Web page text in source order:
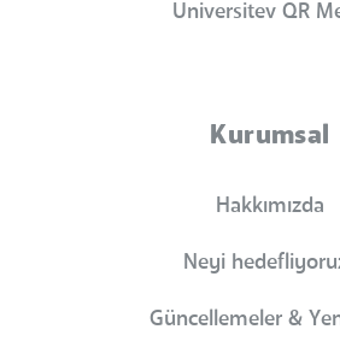
Universitev QR
Kurumsal
Hakkımızda
Neyi
Güncellemeler &